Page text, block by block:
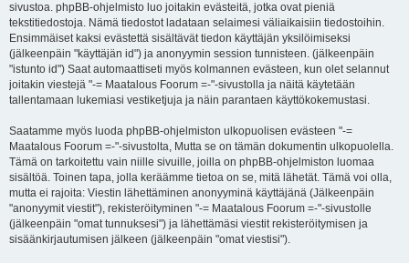
sivustoa. phpBB-ohjelmisto luo joitakin evästeitä, jotka ovat pieniä
tekstitiedostoja. Nämä tiedostot ladataan selaimesi väliaikaisiin tiedostoihin.
Ensimmäiset kaksi evästettä sisältävät tiedon käyttäjän yksilöimiseksi
(jälkeenpäin "käyttäjän id") ja anonyymin session tunnisteen. (jälkeenpäin
"istunto id") Saat automaattiseti myös kolmannen evästeen, kun olet selannut
joitakin viestejä "-= Maatalous Foorum =-"-sivustolla ja näitä käytetään
tallentamaan lukemiasi vestiketjuja ja näin parantaen käyttökokemustasi.
Saatamme myös luoda phpBB-ohjelmiston ulkopuolisen evästeen "-=
Maatalous Foorum =-"-sivustolta, Mutta se on tämän dokumentin ulkopuolella.
Tämä on tarkoitettu vain niille sivuille, joilla on phpBB-ohjelmiston luomaa
sisältöä. Toinen tapa, jolla keräämme tietoa on se, mitä lähetät. Tämä voi olla,
mutta ei rajoita: Viestin lähettäminen anonyyminä käyttäjänä (Jälkeenpäin
"anonyymit viestit"), rekisteröityminen "-= Maatalous Foorum =-"-sivustolle
(jälkeenpäin "omat tunnuksesi") ja lähettämäsi viestit rekisteröitymisen ja
sisäänkirjautumisen jälkeen (jälkeenpäin "omat viestisi").